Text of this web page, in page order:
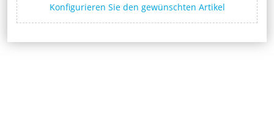
Konfigurieren Sie den gewünschten Artikel